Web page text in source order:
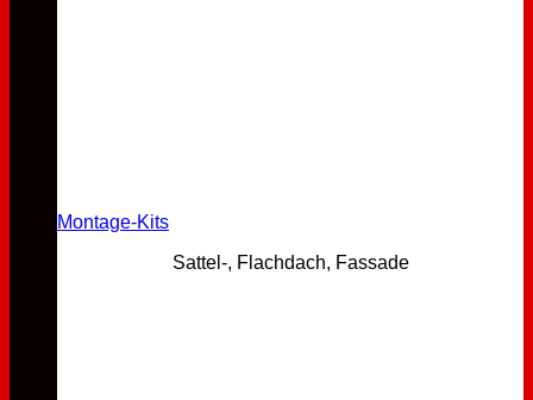
Montage-Kits
Sattel-, Flachdach, Fassade